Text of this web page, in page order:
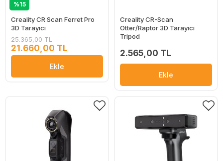
%15
Creality CR Scan Ferret Pro
3D Tarayıcı
25.365,00 TL
21.660,00 TL
Ekle
Creality CR-Scan
Otter/Raptor 3D Tarayıcı
Tripod
2.565,00 TL
Ekle